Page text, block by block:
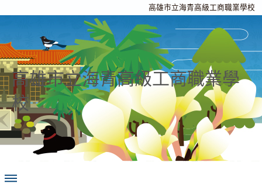
高雄市立海青高級工商職業學校
高雄市立海青高級工商職業學
校